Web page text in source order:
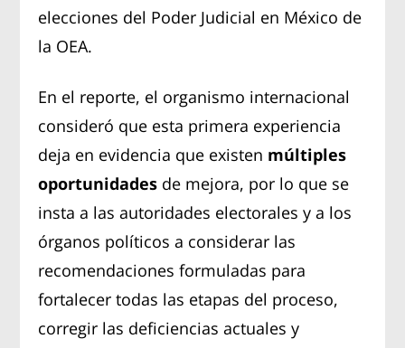
elecciones del Poder Judicial en México de
la OEA.
En el reporte, el organismo internacional
consideró que esta primera experiencia
deja en evidencia que existen múltiples
oportunidades de mejora, por lo que se
insta a las autoridades electorales y a los
órganos políticos a considerar las
recomendaciones formuladas para
fortalecer todas las etapas del proceso,
corregir las deficiencias actuales y